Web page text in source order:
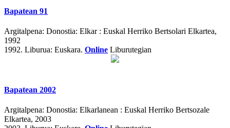
Bapatean 91
Argitalpena: Donostia: Elkar : Euskal Herriko Bertsolari Elkartea,
1992
1992. Liburua: Euskara. Online Liburutegian
Bapatean 2002
Argitalpena: Donostia: Elkarlanean : Euskal Herriko Bertsozale
Elkartea, 2003